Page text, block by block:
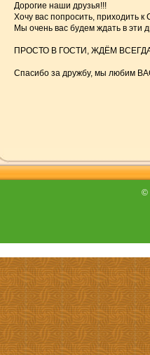
Дорогие наши друзья!!!
Хочу вас попросить, приходить
Мы очень вас будем ждать в эти
ПРОСТО В ГОСТИ, ЖДЁМ
Спасибо за дружбу, мы любим
©